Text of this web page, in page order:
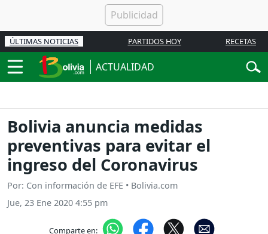
ÚLTIMAS NOTICIAS PARTIDOS HOY RECETAS
ACTUALIDAD
Bolivia anuncia medidas
preventivas para evitar el
ingreso del Coronavirus
Por: Con información de EFE • Bolivia.com
Jue, 23 Ene 2020 4:55 pm
Comparte en: